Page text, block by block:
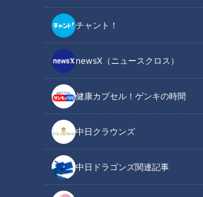
チャント！
newsX（ニュースクロス）
健康カプセル！ゲンキの時間
中日クラウンズ
中日ドラゴンズ関連記事
メラ撮影初日の様子 定期
メンタリー第6話
2021/05/05 13:00